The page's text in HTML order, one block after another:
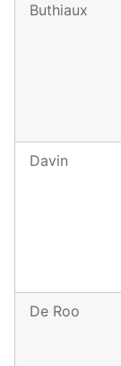
Buthiaux
Davin
De Roo